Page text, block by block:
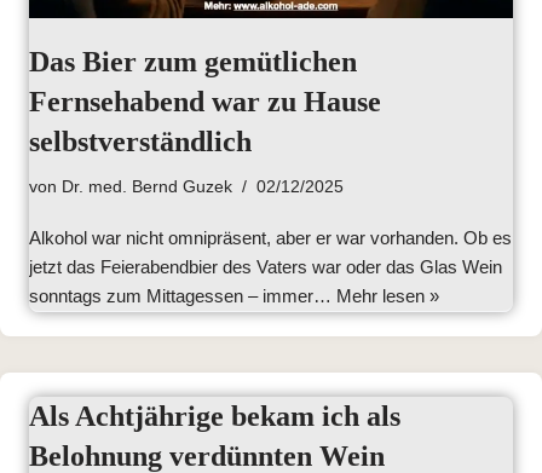
Das Bier zum gemütlichen
Fernsehabend war zu Hause
selbstverständlich
von Dr. med. Bernd Guzek 02/12/2025
Alkohol war nicht omnipräsent, aber er war vorhanden. Ob es
jetzt das Feierabendbier des Vaters war oder das Glas Wein
sonntags zum Mittagessen – immer… Mehr lesen »
Als Achtjährige bekam ich als
Belohnung verdünnten Wein